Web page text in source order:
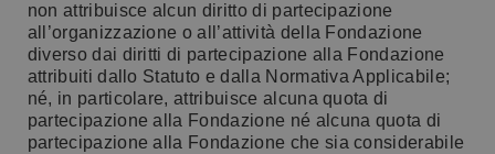
non attribuisce alcun diritto di partecipazione
all’organizzazione o all’attività della Fondazione
diverso dai diritti di partecipazione alla Fondazione
attribuiti dallo Statuto e dalla Normativa Applicabile;
né, in particolare, attribuisce alcuna quota di
partecipazione alla Fondazione né alcuna quota di
partecipazione alla Fondazione che sia considerabile